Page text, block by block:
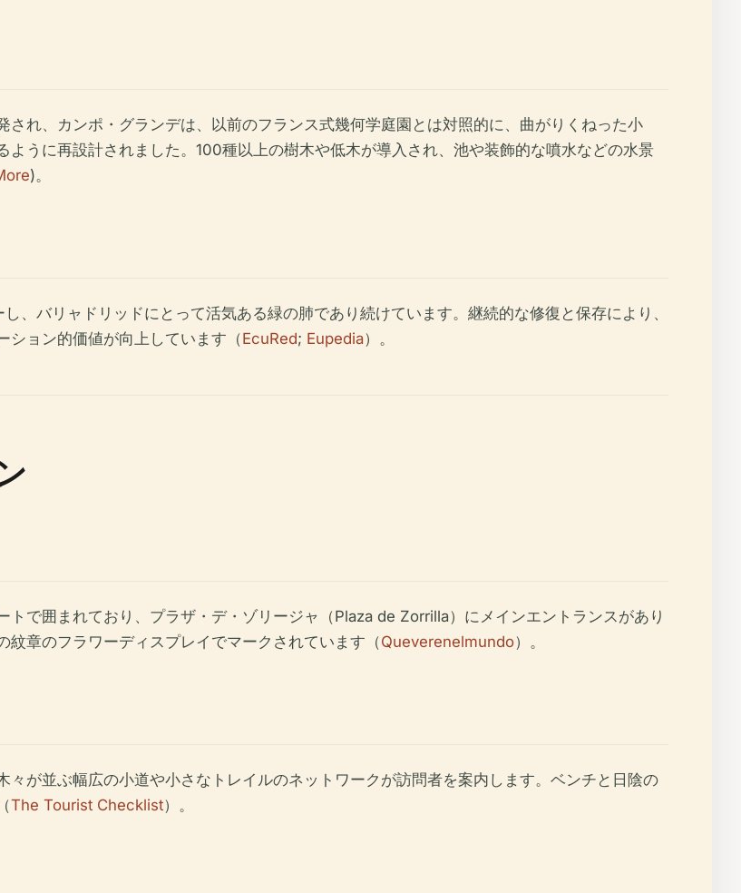
れ、カンポ・グランデは、以前のフランス式幾何学庭園とは対照的に、曲がりくねった小
うに再設計されました。100種以上の樹木や低木が導入され、池や装飾的な噴水などの水景
)。
、バリャドリッドにとって活気ある緑の肺であり続けています。継続的な修復と保存により、
ション的価値が向上しています（EcuRed; Eupedia）。
で囲まれており、プラザ・デ・ゾリージャ（Plaza de Zorrilla）にメインエントランスがあり
章のフラワーディスプレイでマークされています（Queverenelmundo）。
が並ぶ幅広の小道や小さなトレイルのネットワークが訪問者を案内します。ベンチと日陰の
The Tourist Checklist）。